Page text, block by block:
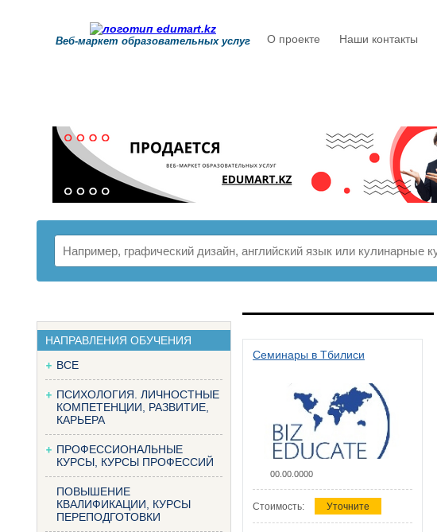
Веб-маркет образовательных услуг О проекте Наши контакты
НАПРАВЛЕНИЯ ОБУЧЕНИЯ
ВСЕ
ПСИХОЛОГИЯ. ЛИЧНОСТНЫЕ
КОМПЕТЕНЦИИ, РАЗВИТИЕ,
КАРЬЕРА
ПРОФЕССИОНАЛЬНЫЕ
КУРСЫ, КУРСЫ ПРОФЕССИЙ
ПОВЫШЕНИЕ
КВАЛИФИКАЦИИ, КУРСЫ
ПЕРЕПОДГОТОВКИ
Семинары в Тбилиси
00.00.0000
Стоимость: Уточните